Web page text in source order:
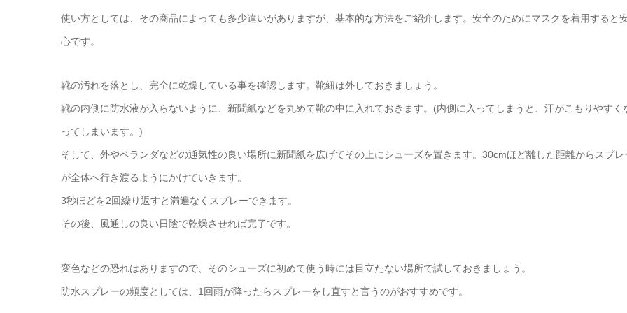
使い方としては、その商品によっても多少違いがありますが、基本的な方法をご紹介します。安全のためにマスクを着用すると
心です。
靴の汚れを落とし、完全に乾燥している事を確認します。靴紐は外しておきましょう。
靴の内側に防水液が入らないように、新聞紙などを丸めて靴の中に入れておきます。(内側に入ってしまうと、汗がこもりやすく
ってしまいます。)
そして、外やベランダなどの通気性の良い場所に新聞紙を広げてその上にシューズを置きます。30cmほど離した距離からスプレ
が全体へ行き渡るようにかけていきます。
3秒ほどを2回繰り返すと満遍なくスプレーできます。
その後、風通しの良い日陰で乾燥させれば完了です。
変色などの恐れはありますので、そのシューズに初めて使う時には目立たない場所で試しておきましょう。
防水スプレーの頻度としては、1回雨が降ったらスプレーをし直すと言うのがおすすめです。